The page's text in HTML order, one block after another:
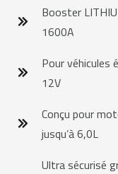
Booster
1600A
Pour véhicules
12V
Conçu pour
jusqu’à 6,0L
Ultra sécurisé